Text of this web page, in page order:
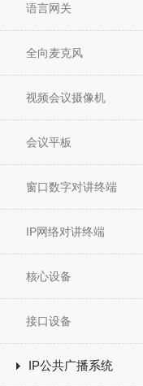
语言网关
全向麦克风
视频会议摄像机
会议平板
窗口数字对讲终端
IP网络对讲终端
核心设备
接口设备
IP公共广播系统